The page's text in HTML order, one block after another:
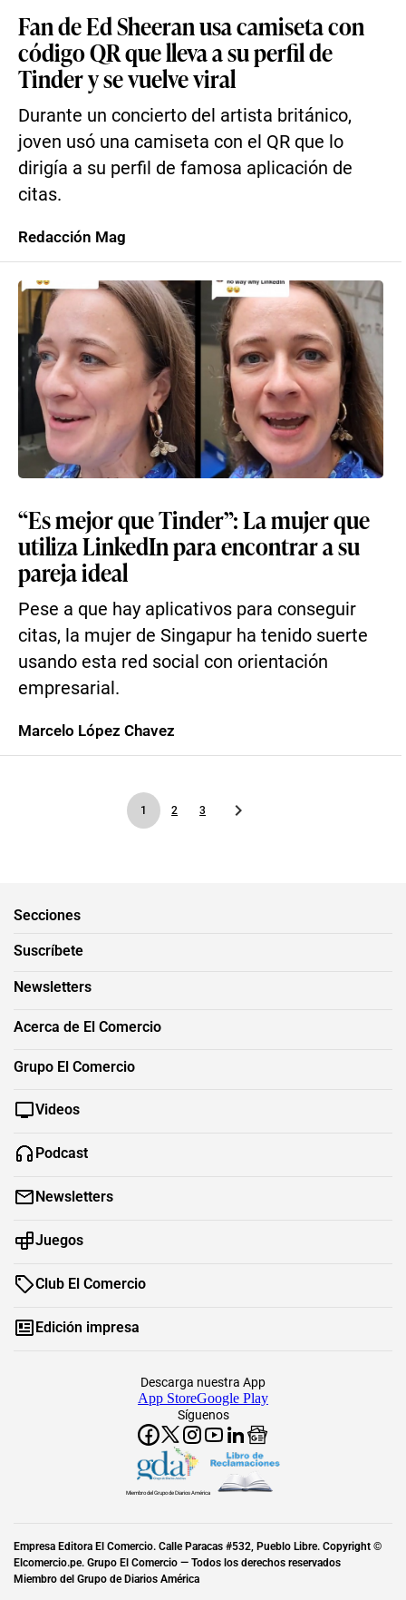
Fan de Ed Sheeran usa camiseta con
código QR que lleva a su perfil de
Tinder y se vuelve viral
Durante un concierto del artista británico,
joven usó una camiseta con el QR que lo
dirigía a su perfil de famosa aplicación de
citas.
Redacción Mag
“Es mejor que Tinder”: La mujer que
utiliza LinkedIn para encontrar a su
pareja ideal
Pese a que hay aplicativos para conseguir
citas, la mujer de Singapur ha tenido suerte
usando esta red social con orientación
empresarial.
Marcelo López Chavez
1 2 3
Secciones
Suscríbete
Newsletters
Acerca de El Comercio
Grupo El Comercio
Videos
Podcast
Newsletters
Juegos
Club El Comercio
Edición impresa
Síguenos
Descarga nuestra App
App StoreGoogle Play
Miembro del Grupo de Diarios América
Empresa Editora El Comercio. Calle Paracas #532, Pueblo Libre. Copyright ©
Elcomercio.pe. Grupo El Comercio — Todos los derechos reservados
Miembro del Grupo de Diarios América